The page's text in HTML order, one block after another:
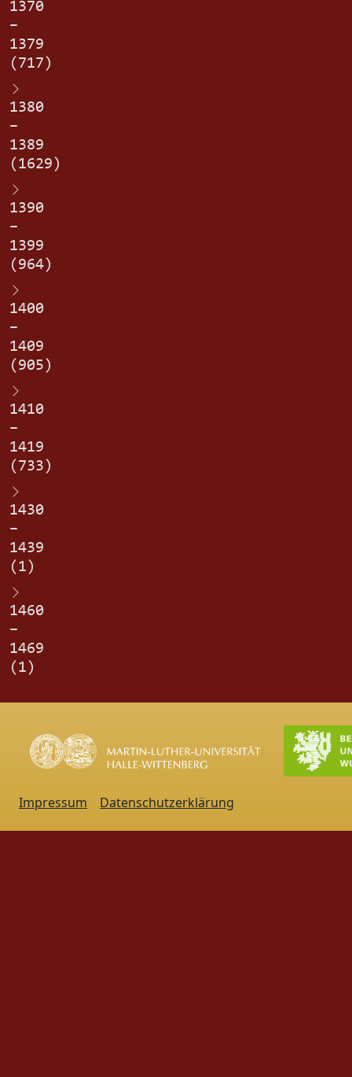
1370
–
1379
(717)
1380
–
1389
(1629)
1390
–
1399
(964)
1400
–
1409
(905)
1410
–
1419
(733)
1430
–
1439
(1)
1460
–
1469
(1)
Impressum Datenschutzerklärung